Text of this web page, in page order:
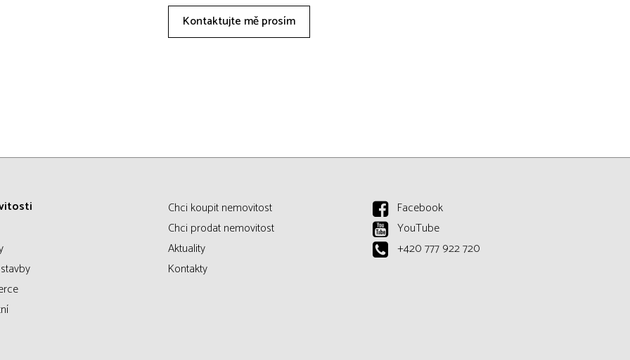
Kontaktujte mě prosím
Chci koupit nemovitost
Chci prodat nemovitost
Aktuality
Kontakty
Facebook
YouTube
+420 777 922 720